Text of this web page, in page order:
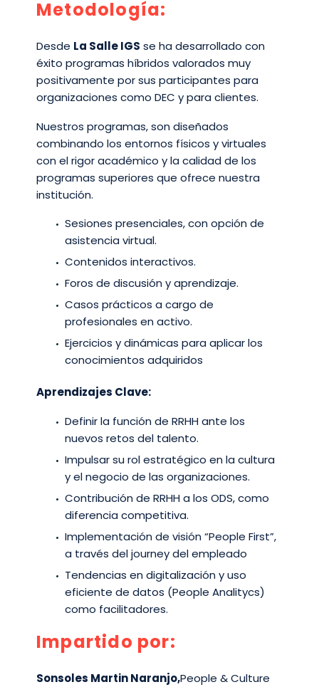
Metodología:
Desde La Salle IGS se ha desarrollado con
éxito programas híbridos valorados muy
positivamente por sus participantes para
organizaciones como DEC y para clientes.
​Nuestros programas, son diseñados
combinando los entornos físicos y virtuales
con el rigor académico y la calidad de los
programas superiores que ofrece nuestra
institución.​
​Sesiones presenciales, con opción de
asistencia virtual.​
Contenidos interactivos.​
Foros de discusión y aprendizaje.​
Casos prácticos a cargo de
profesionales en activo.​
Ejercicios y dinámicas para aplicar los
conocimientos adquiridos​
Aprendizajes Clave:​
​​Definir la función de RRHH ante los
nuevos retos del talento.​
Impulsar su rol estratégico en la cultura
y el negocio de las organizaciones.
Contribución de RRHH a los ODS, como
diferencia competitiva.​
Implementación de visión “People First”,
a través del journey del empleado​
Tendencias en digitalización y uso
eficiente de datos (People Analitycs)
como facilitadores.
Impartido por:
Sonsoles Martin Naranjo,People & Culture